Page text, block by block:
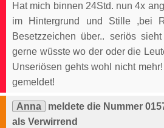
Hat mich binnen 24Std. nun 4x
im Hintergrund und Stille ,bei
Besetzzeichen über.. seriös
gerne wüsste wo der oder die
Unseriösen gehts wohl nicht
gemeldet!
Anna
meldete die Nummer
als Verwirrend